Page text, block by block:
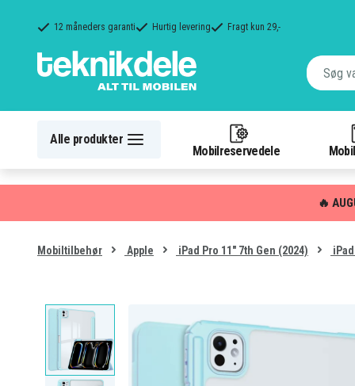
12 måneders garanti Hurtig levering Fragt kun 29,-
Alle produkter
Mobilreservedele
🔥
Mobiltilbehør Apple iPad Pro 11" 7th Gen (2024)